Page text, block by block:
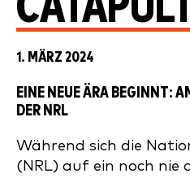
1. MÄRZ 2024
EINE NEUE ÄRA BEGINNT:
DER NRL
Während sich die
(NRL) auf ein noch nie